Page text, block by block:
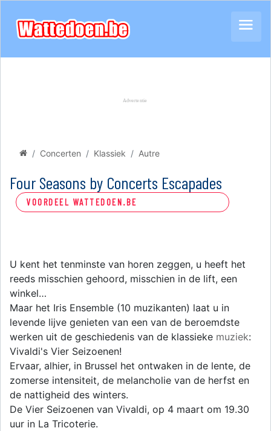
Concerten Klassiek Autre
Four Seasons by Concerts Escapades
VOORDEEL WATTEDOEN.BE
U kent het tenminste van horen zeggen, u heeft het
reeds misschien gehoord, misschien in de lift, een
winkel…
Maar het Iris Ensemble (10 muzikanten) laat u in
levende lijve genieten van een van de beroemdste
werken uit de geschiedenis van de klassieke muziek:
Vivaldi's Vier Seizoenen!
Ervaar, alhier, in Brussel het ontwaken in de lente, de
zomerse intensiteit, de melancholie van de herfst en
de nattigheid des winters.
De Vier Seizoenen van Vivaldi, op 4 maart om 19.30
uur in La Tricoterie.